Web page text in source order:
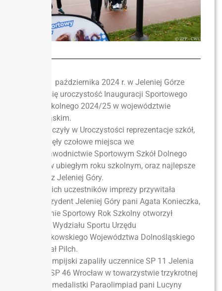
W dniu 1 października 2024 r. w Jeleniej Górze
odbyła się uroczystość Inauguracji Sportowego
Roku Szkolnego 2024/25 w województwie
dolnośląskim.
Uczestniczyły w Uroczystości reprezentacje szkół,
które zajęły czołowe miejsca we
Współzawodnictwie Sportowym Szkół Dolnego
Śląska w ubiegłym roku szkolnym, oraz najlepsze
zespoły z Jeleniej Góry.
Wszystkich uczestników imprezy przywitała
Wiceprezydent Jeleniej Góry pani Agata Konieczka,
a oficjalnie Sportowy Rok Szkolny otworzył
dyrektor Wydziału Sportu Urzędu
Marszałkowskiego Województwa Dolnośląskiego
pan Rafał Pilch.
Znicz olimpijski zapaliły uczennice SP 11 Jelenia
Góra i SSP 46 Wrocław w towarzystwie trzykrotnej
srebrnej medalistki Paraolimpiad pani Lucyny